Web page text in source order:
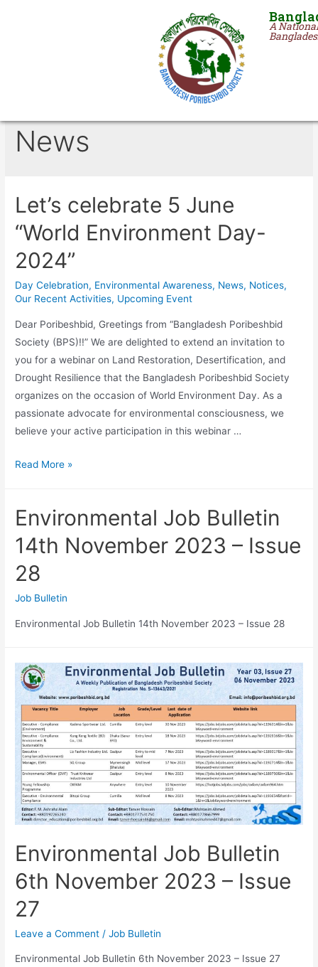
A
News
Let’s celebrate 5 June
“World Environment Day-
2024”
Day Celebration, Environmental Awareness, News, Notices,
Our Recent Activities, Upcoming Event
Dear Poribeshbid, Greetings from “Bangladesh Poribeshbid
Society (BPS)!!” We are delighted to extend an invitation to
you for a webinar on Land Restoration, Desertification, and
Drought Resilience that the Bangladesh Poribeshbid Society
organizes on the occasion of World Environment Day. As a
passionate advocate for environmental consciousness, we
believe your active participation in this webinar …
Read More »
Environmental Job Bulletin
14th November 2023 – Issue
28
Job Bulletin
Environmental Job Bulletin 14th November 2023 – Issue 28
Environmental Job Bulletin
6th November 2023 – Issue
27
Leave a Comment /Job Bulletin
Environmental Job Bulletin 6th November 2023 – Issue 27